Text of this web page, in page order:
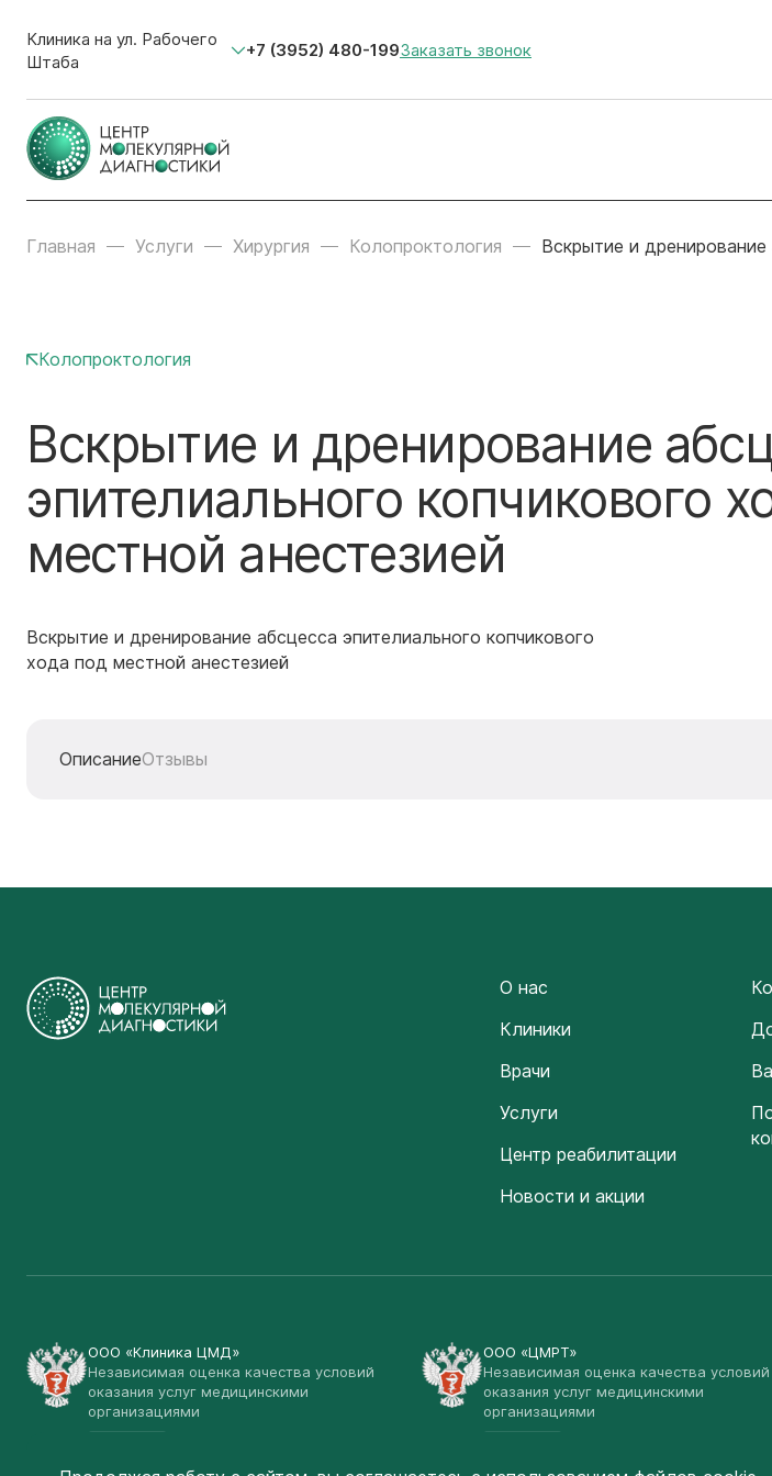
Клиника на ул. Рабочего
Штаба
+7 (3952) 480-199Заказать звонок
Главная Услуги Хирургия Колопроктология Вскрытие и
Колопроктология
Вскрытие и дренирование
эпителиального копчикового
местной анестезией
Вскрытие и дренирование абсцесса эпителиального копчикового
хода под местной анестезией
ОписаниеОтзывы
О нас
Клиники
Врачи
Услуги
Центр реабилитации
Новости и акции
ООО «Клиника ЦМД»
Независимая оценка качества условий
оказания услуг медицинскими
организациями
ООО «ЦМРТ»
Независимая оценка качества условий
оказания услуг медицинскими
организациями